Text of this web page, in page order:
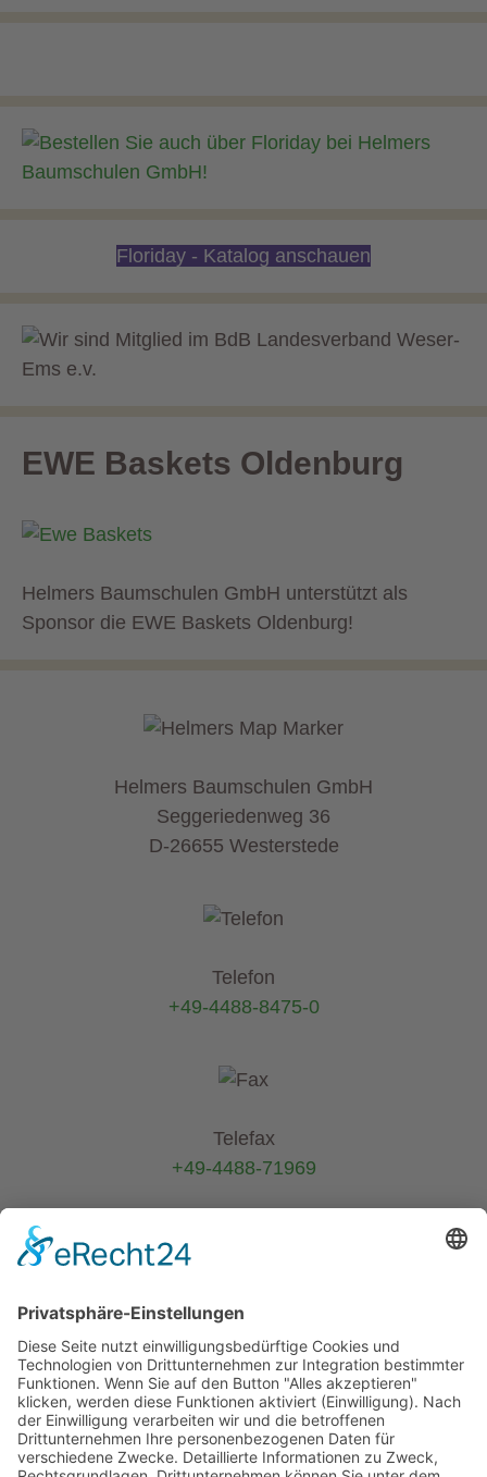
Floriday - Katalog anschauen
EWE Baskets Oldenburg
Helmers Baumschulen GmbH unterstützt als
Sponsor die EWE Baskets Oldenburg!
Helmers Baumschulen GmbH
Seggeriedenweg 36
D-26655 Westerstede
Telefon
+49-4488-8475-0
Telefax
+49-4488-71969
info@helmers.de
Kein Pflanzenverkauf an Privatkunden-
Verkauf ausschließlich an Pflanzen-
Wiederverkäufer (B2B)